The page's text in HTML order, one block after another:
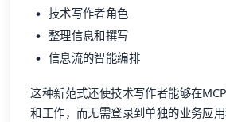
技术写作者角色
整理信息和撰写
信息流的智能编排
这种新范式还使技术写作者能够在
和工作，而无需登录到单独的业务应